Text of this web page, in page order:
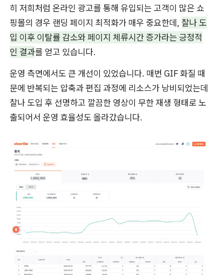
히 저희처럼 온라인 광고를 통해 유입되는 고객이 많은 쇼
핑몰의 경우 랜딩 페이지 최적화가 매우 중요한데, 찰나 도
입 이후 이탈률 감소와 페이지 체류시간 증가라는 긍정적
인 결과를 얻고 있습니다.
운영 측면에서도 큰 개선이 있었습니다. 매번 GIF 화질 때
문에 반복되는 압축과 편집 과정에 리소스가 낭비되었는데
찰나 도입 후 선명하고 깔끔한 영상이 무한 재생 형태로 노
출되어서 운영 효율성도 올라갔습니다.